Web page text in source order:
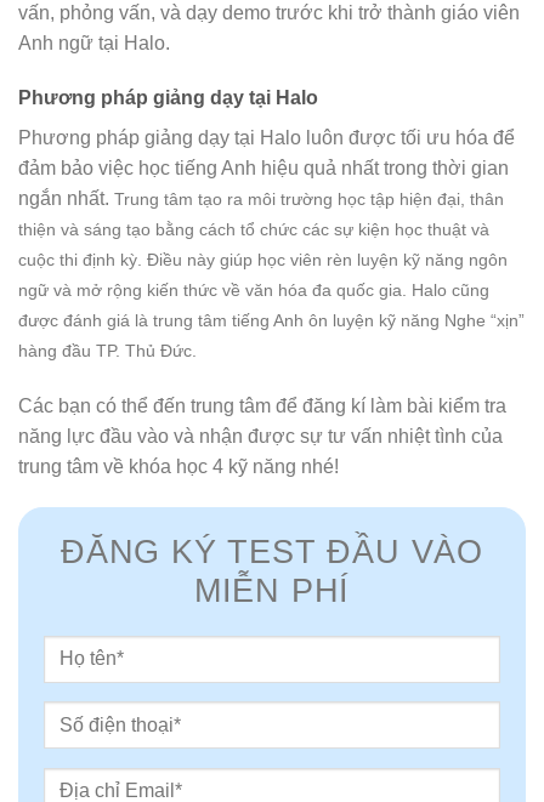
vấn, phỏng vấn, và dạy demo trước khi trở thành giáo viên
Anh ngữ tại Halo.
Phương pháp giảng dạy tại Halo
Phương pháp giảng dạy tại Halo luôn được tối ưu hóa để
đảm bảo việc học tiếng Anh hiệu quả nhất trong thời gian
ngắn nhất. Trung tâm tạo ra môi trường học tập hiện đại, thân
thiện và sáng tạo bằng cách tổ chức các sự kiện học thuật và
cuộc thi định kỳ. Điều này giúp học viên rèn luyện kỹ năng ngôn
ngữ và mở rộng kiến thức về văn hóa đa quốc gia. Halo cũng
được đánh giá là trung tâm tiếng Anh ôn luyện kỹ năng Nghe “xịn”
hàng đầu TP. Thủ Đức.
Các bạn có thể đến trung tâm để đăng kí làm bài kiểm tra
năng lực đầu vào và nhận được sự tư vấn nhiệt tình của
trung tâm về khóa học 4 kỹ năng nhé!
ĐĂNG KÝ TEST ĐẦU VÀO
MIỄN PHÍ